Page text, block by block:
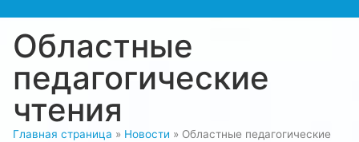
Областные
педагогические
чтения
Главная страница » Новости » Областные педагогические